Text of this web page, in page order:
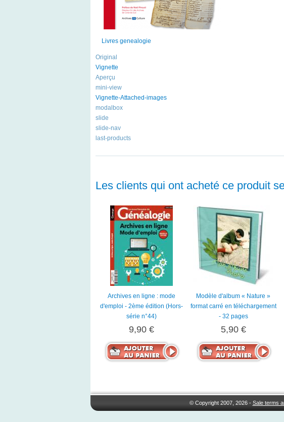
Livres genealogie
Original
Vignette
Aperçu
mini-view
Vignette-Attached-images
modalbox
slide
slide-nav
last-products
Les clients qui ont acheté ce produit
Archives en ligne : mode
d'emploi - 2ème édition (Hors-
série n°44)
9,90 €
Modèle d'album « Nature »
format carré en téléchargement
- 32 pages
5,90 €
© Copyright 2007, 2026 - Sale terms